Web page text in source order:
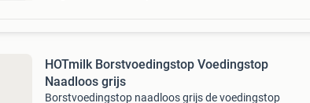
HOTmilk Borstvoedingstop Voedingstop
Naadloos grijs
Borstvoedingstop naadloos grijs de voedingstop